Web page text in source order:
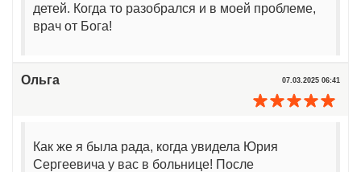
детей. Когда то разобрался и в моей проблеме,
врач от Бога!
Ольга 07.03.2025 06:41
Как же я была рада, когда увидела Юрия
Сергеевича у вас в больнице! После